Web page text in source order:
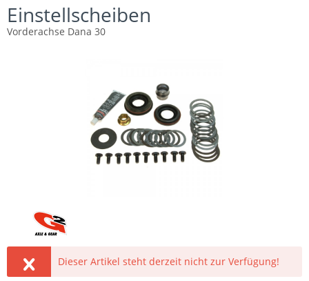
Einstellscheiben
Vorderachse Dana 30
Dieser Artikel steht derzeit nicht zur Verfügung!